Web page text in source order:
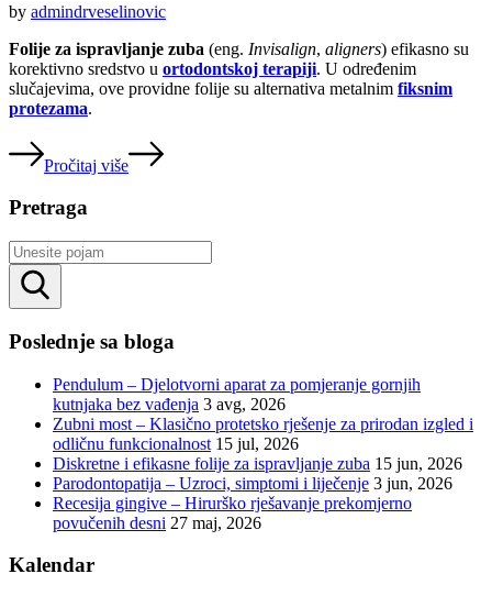
by admindrveselinovic
Folije za ispravljanje zuba (eng. Invisalign, aligners) efikasno su
korektivno sredstvo u ortodontskoj terapiji. U određenim
slučajevima, ove providne folije su alternativa metalnim fiksnim
protezama.
Pročitaj više
Pretraga
Poslednje sa bloga
Pendulum – Djelotvorni aparat za pomjeranje gornjih
kutnjaka bez vađenja 3 avg, 2026
Zubni most – Klasično protetsko rješenje za prirodan izgled i
odličnu funkcionalnost 15 jul, 2026
Diskretne i efikasne folije za ispravljanje zuba 15 jun, 2026
Parodontopatija – Uzroci, simptomi i liječenje 3 jun, 2026
Recesija gingive – Hirurško rješavanje prekomjerno
povučenih desni 27 maj, 2026
Kalendar